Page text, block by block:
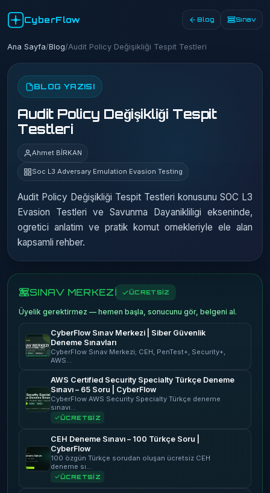
CyberFlow Blog Sınav
Ana Sayfa/Blog/Audit Policy Değişikliği Tespit Testleri
BLOG YAZISI
Audit Policy Değişikliği Tespit
Testleri
Ahmet BİRKAN
Soc L3 Adversary Emulation Evasion Testing
Audit Policy Değişikliği Tespit Testleri konusunu SOC L3
Evasion Testleri ve Savunma Dayanikliligi ekseninde,
ogretici anlatim ve pratik komut ornekleriyle ele alan
kapsamli rehber.
SINAV MERKEZİ ÜCRETSİZ
Üyelik gerektirmez — hemen başla, sonucunu gör, belgeni al.
CyberFlow Sınav Merkezi | Siber Güvenlik
Deneme Sınavları
CyberFlow Sınav Merkezi; CEH, PenTest+, Security+,
AWS…
AWS Certified Security Specialty Türkçe Deneme
Sınavı – 65 Soru | CyberFlow
CyberFlow AWS Security Specialty Türkçe deneme
sınavı…
ÜCRETSİZ
CEH Deneme Sınavı – 100 Türkçe Soru |
CyberFlow
100 özgün Türkçe sorudan oluşan ücretsiz CEH
deneme sı…
ÜCRETSİZ